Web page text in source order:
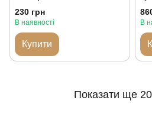
алергічному риніті
230 грн
В наявності
Купити
В
Показати ще 20